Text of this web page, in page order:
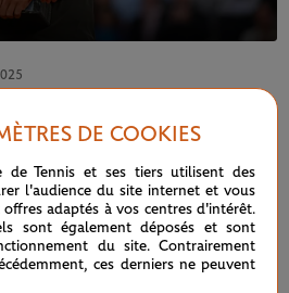
DE COOKIES
de Tennis et ses tiers utilisent des
l'audience du site internet et vous
offres adaptés à vos centres d'intérêt.
sont également déposés et sont
du site. Contrairement
ces derniers ne peuvent